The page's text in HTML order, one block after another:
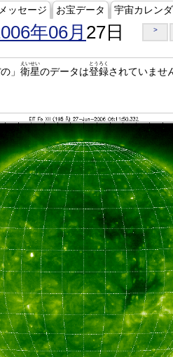
ッセージ お宝データ 宇宙カレン
年06月 27日 >
」 衛星
えいせい
のデータは登録
とうろく
されていませ